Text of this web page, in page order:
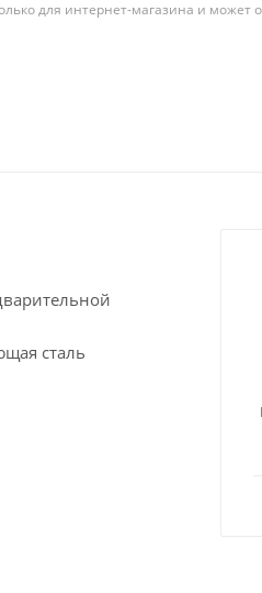
для интернет-магазина и может
сталь